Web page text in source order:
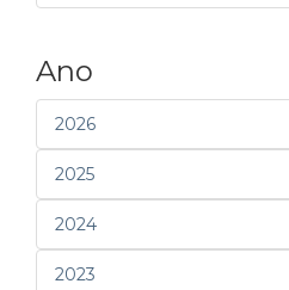
Ano
2026
2025
2024
2023